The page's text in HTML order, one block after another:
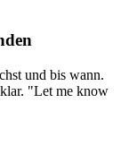
und bis wann.
"Let me know